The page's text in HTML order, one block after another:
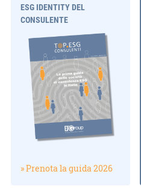
ESG IDENTITY DEL
CONSULENTE
» Prenota la guida 2026